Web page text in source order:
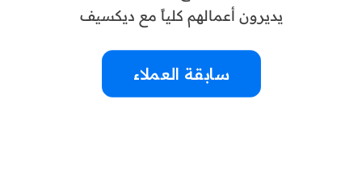
يديرون أعمالهم كلياً مع ديكسيف
سابقة العملاء